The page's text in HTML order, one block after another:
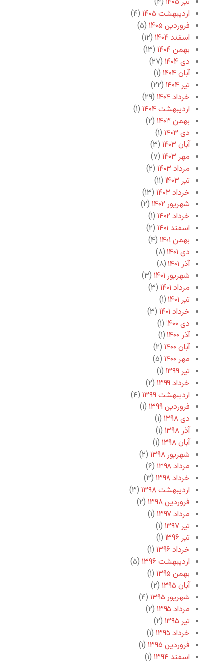
اردیبهشت ۱۴۰۵
(۴)
فروردین ۱۴۰۵
(۵)
اسفند ۱۴۰۴
(۱۲)
بهمن ۱۴۰۴
(۱۳)
دی ۱۴۰۴
(۲۷)
آبان ۱۴۰۴
(۱)
تیر ۱۴۰۴
(۲۲)
خرداد ۱۴۰۴
(۲۹)
اردیبهشت ۱۴۰۴
(۱)
بهمن ۱۴۰۳
(۲)
دی ۱۴۰۳
(۱)
آبان ۱۴۰۳
(۳)
مهر ۱۴۰۳
(۷)
مرداد ۱۴۰۳
(۲)
تیر ۱۴۰۳
(۱۱)
خرداد ۱۴۰۳
(۱۳)
شهریور ۱۴۰۲
(۲)
خرداد ۱۴۰۲
(۱)
اسفند ۱۴۰۱
(۲)
بهمن ۱۴۰۱
(۴)
دی ۱۴۰۱
(۸)
آذر ۱۴۰۱
(۸)
شهریور ۱۴۰۱
(۳)
مرداد ۱۴۰۱
(۳)
تیر ۱۴۰۱
(۱)
خرداد ۱۴۰۱
(۳)
دی ۱۴۰۰
(۱)
آذر ۱۴۰۰
(۱)
آبان ۱۴۰۰
(۲)
مهر ۱۴۰۰
(۵)
تیر ۱۳۹۹
(۱)
خرداد ۱۳۹۹
(۲)
اردیبهشت ۱۳۹۹
(۴)
فروردین ۱۳۹۹
(۱)
دی ۱۳۹۸
(۱)
آذر ۱۳۹۸
(۱)
آبان ۱۳۹۸
(۱)
شهریور ۱۳۹۸
(۲)
مرداد ۱۳۹۸
(۶)
خرداد ۱۳۹۸
(۳)
اردیبهشت ۱۳۹۸
(۳)
فروردین ۱۳۹۸
(۲)
مرداد ۱۳۹۷
(۱)
تیر ۱۳۹۷
(۱)
تیر ۱۳۹۶
(۱)
خرداد ۱۳۹۶
(۱)
اردیبهشت ۱۳۹۶
(۵)
بهمن ۱۳۹۵
(۱)
آبان ۱۳۹۵
(۲)
شهریور ۱۳۹۵
(۴)
مرداد ۱۳۹۵
(۲)
تیر ۱۳۹۵
(۲)
خرداد ۱۳۹۵
(۱)
فروردین ۱۳۹۵
(۱)
اسفند ۱۳۹۴
(۱)